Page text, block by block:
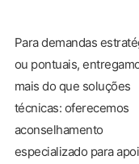
Para demandas
ou pontuais,
mais do que soluções
técnicas: oferecemos
aconselhamento
especializado para